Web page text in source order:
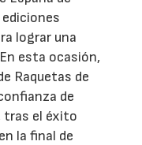
lograr una
esta ocasión,
Raquetas de
de
tras el éxito
la final de